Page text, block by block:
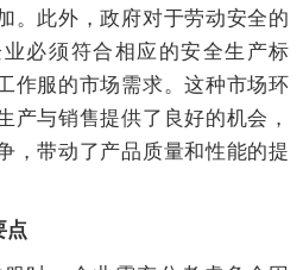
。此外，政府对于劳动安全的
必须符合相应的安全生产标
作服的市场需求。这种市场环
产与销售提供了良好的机会，
，带动了产品质量和性能的提
点